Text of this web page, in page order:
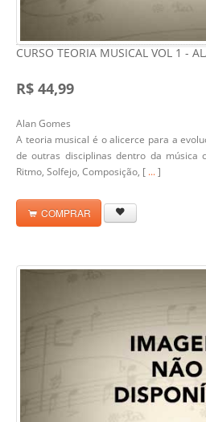
CURSO TEORIA MUSICAL VOL 1 -
R$ 44,99
Alan Gomes
A teoria musical é o alicerce para a
de outras disciplinas dentro da música
Ritmo, Solfejo, Composição, [ ...]
COMPRAR